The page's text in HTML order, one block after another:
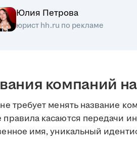
Юлия Петрова
юрист hh.ru по рекламе
компаний
требует менять название
касаются передачи
имя, уникальный